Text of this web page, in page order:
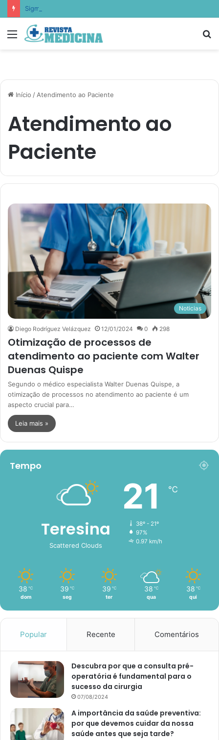
Menu
Início /Atendimento ao Paciente
Atendimento ao
Paciente
Noticias
Diego Rodríguez Velázquez 12/01/2024 0 298
Otimização de processos de
atendimento ao paciente com Walter
Duenas Quispe
Segundo o médico especialista Walter Duenas Quispe, a
otimização de processos no atendimento ao paciente é um
aspecto crucial para…
Leia mais »
Tempo
Teresina
Scattered Clouds
21 ℃
38º - 21º
97%
0.97 km/h
38 ℃
dom
39 ℃
seg
39 ℃
ter
38 ℃
qua
38 ℃
qui
Popular Recente Comentários
Descubra por que a consulta pré-
operatória é fundamental para o
sucesso da cirurgia
07/08/2024
A importância da saúde preventiva:
por que devemos cuidar da nossa
saúde antes que seja tarde?